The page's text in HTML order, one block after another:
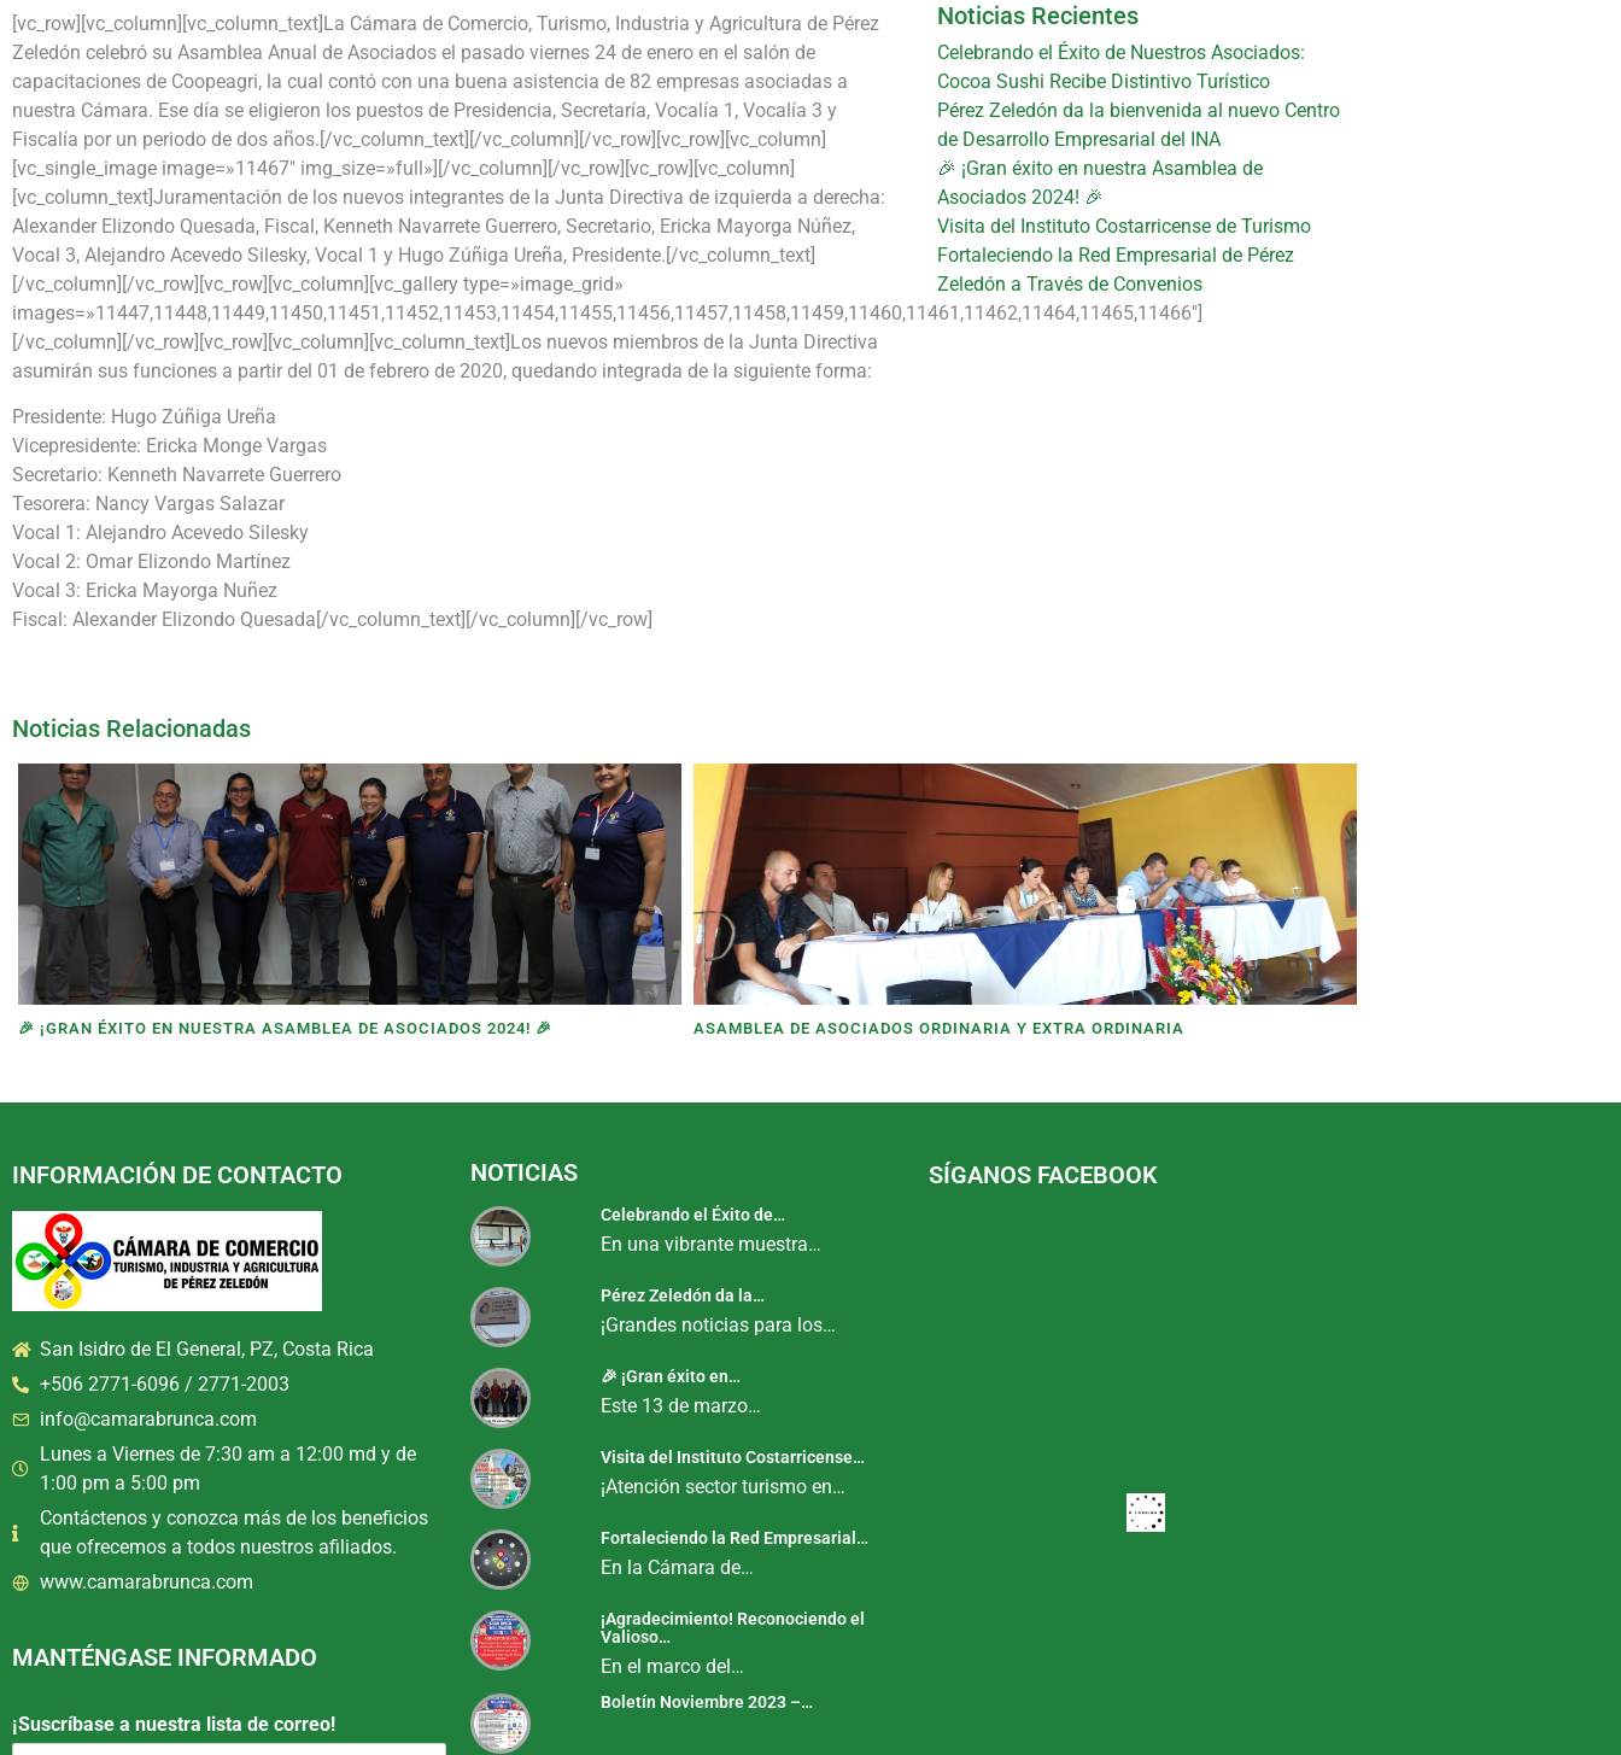
[vc_row][vc_column][vc_column_text]La Cámara de Comercio, Turismo, Industria y Agricultura de Pérez
Zeledón celebró su Asamblea Anual de Asociados el pasado viernes 24 de enero en el salón de
capacitaciones de Coopeagri, la cual contó con una buena asistencia de 82 empresas asociadas a
nuestra Cámara. Ese día se eligieron los puestos de Presidencia, Secretaría, Vocalía 1, Vocalía 3 y
Fiscalía por un periodo de dos años.[/vc_column_text][/vc_column][/vc_row][vc_row][vc_column]
[vc_single_image image=»11467″ img_size=»full»][/vc_column][/vc_row][vc_row][vc_column]
[vc_column_text]Juramentación de los nuevos integrantes de la Junta Directiva de izquierda a derecha:
Alexander Elizondo Quesada, Fiscal, Kenneth Navarrete Guerrero, Secretario, Ericka Mayorga Núñez,
Vocal 3, Alejandro Acevedo Silesky, Vocal 1 y Hugo Zúñiga Ureña, Presidente.[/vc_column_text]
[/vc_column][/vc_row][vc_row][vc_column][vc_gallery type=»image_grid»
images=»11447,11448,11449,11450,11451,11452,11453,11454,11455,11456,11457,11458,11459,11460,11461,11462,11464,11465,11466″]
[/vc_column][/vc_row][vc_row][vc_column][vc_column_text]Los nuevos miembros de la Junta Directiva
asumirán sus funciones a partir del 01 de febrero de 2020, quedando integrada de la siguiente forma:
Presidente: Hugo Zúñiga Ureña
Vicepresidente: Ericka Monge Vargas
Secretario: Kenneth Navarrete Guerrero
Tesorera: Nancy Vargas Salazar
Vocal 1: Alejandro Acevedo Silesky
Vocal 2: Omar Elizondo Martínez
Vocal 3: Ericka Mayorga Nuñez
Fiscal: Alexander Elizondo Quesada[/vc_column_text][/vc_column][/vc_row]
Noticias Recientes
Celebrando el Éxito de Nuestros Asociados:
Cocoa Sushi Recibe Distintivo Turístico
Pérez Zeledón da la bienvenida al nuevo Centro
de Desarrollo Empresarial del INA
🎉 ¡Gran éxito en nuestra Asamblea de
Asociados 2024! 🎉
Visita del Instituto Costarricense de Turismo
Fortaleciendo la Red Empresarial de Pérez
Zeledón a Través de Convenios
Noticias Relacionadas
🎉 ¡GRAN ÉXITO EN NUESTRA ASAMBLEA DE ASOCIADOS 2024! 🎉 ASAMBLEA DE ASOCIADOS ORDINARIA Y EXTRA ORDINARIA
INFORMACIÓN DE CONTACTO
San Isidro de El General, PZ, Costa Rica
+506 2771-6096 / 2771-2003
info@camarabrunca.com
Lunes a Viernes de 7:30 am a 12:00 md y de
1:00 pm a 5:00 pm
Contáctenos y conozca más de los beneficios
que ofrecemos a todos nuestros afiliados.
www.camarabrunca.com
MANTÉNGASE INFORMADO
¡Suscríbase a nuestra lista de correo!
NOTICIAS
Celebrando el Éxito de…
En una vibrante muestra…
Pérez Zeledón da la…
¡Grandes noticias para los…
🎉 ¡Gran éxito en…
Este 13 de marzo…
Visita del Instituto Costarricense…
¡Atención sector turismo en…
Fortaleciendo la Red Empresarial…
En la Cámara de…
¡Agradecimiento! Reconociendo el
Valioso…
En el marco del…
Boletín Noviembre 2023 –…
SÍGANOS FACEBOOK